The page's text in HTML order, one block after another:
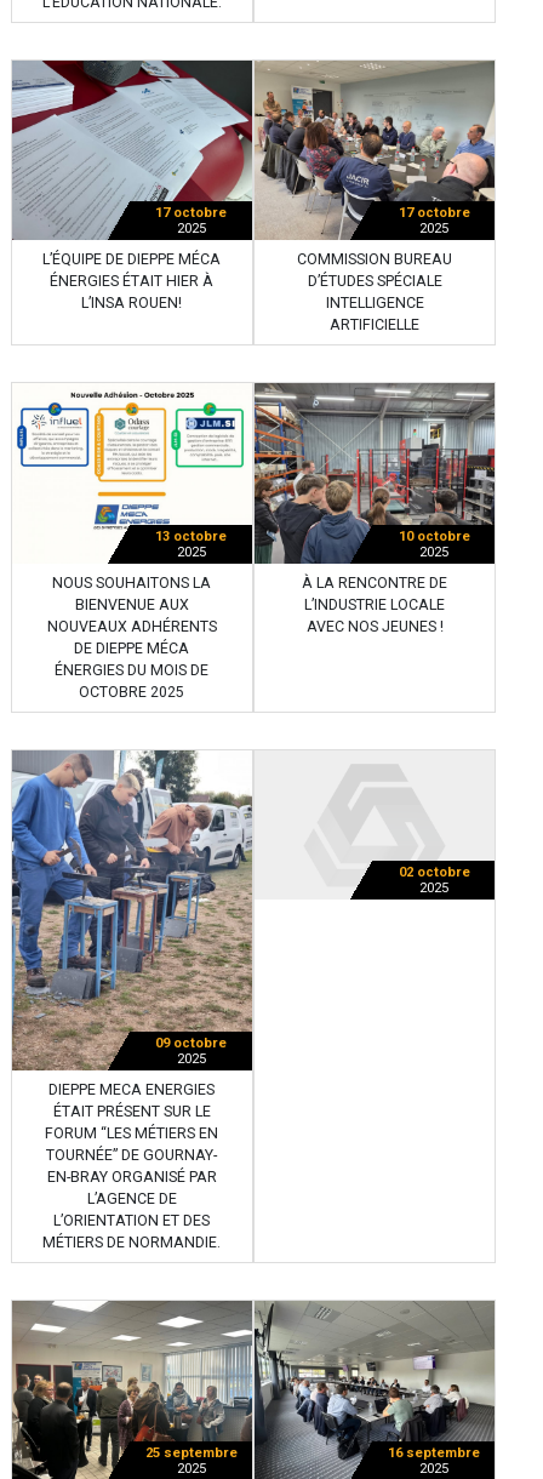
17 octobre
2025
L’ÉQUIPE DE DIEPPE MÉCA
ÉNERGIES ÉTAIT HIER À
L’INSA ROUEN!
17 octobre
2025
COMMISSION BUREAU
D’ÉTUDES SPÉCIALE
INTELLIGENCE
ARTIFICIELLE
13 octobre
2025
NOUS SOUHAITONS LA
BIENVENUE AUX
NOUVEAUX ADHÉRENTS
DE DIEPPE MÉCA
ÉNERGIES DU MOIS DE
OCTOBRE 2025
10 octobre
2025
À LA RENCONTRE DE
L’INDUSTRIE LOCALE
AVEC NOS JEUNES !
09 octobre
2025
DIEPPE MECA ENERGIES
ÉTAIT PRÉSENT SUR LE
FORUM “LES MÉTIERS EN
TOURNÉE” DE GOURNAY-
EN-BRAY ORGANISÉ PAR
L’AGENCE DE
L’ORIENTATION ET DES
MÉTIERS DE NORMANDIE.
02 octobre
2025
25 septembre
2025
16 septembre
2025